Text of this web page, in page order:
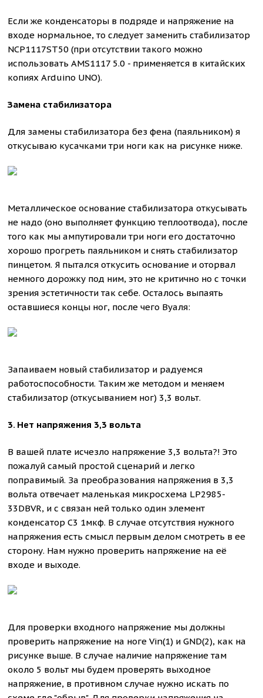
Если же конденсаторы в подряде и напряжение на
входе нормальное, то следует заменить стабилизатор
NCP1117ST50 (при отсутствии такого можно
использовать AMS1117 5.0 - применяется в китайских
копиях Arduino UNO).
Замена стабилизатора
Для замены стабилизатора без фена (паяльником) я
откусываю кусачками три ноги как на рисунке ниже.
Металлическое основание стабилизатора откусывать
не надо (оно выполняет функцию теплоотвода), после
того как мы ампутировали три ноги его достаточно
хорошо прогреть паяльником и снять стабилизатор
пинцетом. Я пытался откусить основание и оторвал
немного дорожку под ним, это не критично но с точки
зрения эстетичности так себе. Осталось выпаять
оставшиеся концы ног, после чего Вуаля:
Запаиваем новый стабилизатор и радуемся
работоспособности. Таким же методом и меняем
стабилизатор (откусыванием ног) 3,3 вольт.
3. Нет напряжения 3,3 вольта
В вашей плате исчезло напряжение 3,3 вольта?! Это
пожалуй самый простой сценарий и легко
поправимый. За преобразования напряжения в 3,3
вольта отвечает маленькая микросхема LP2985-
33DBVR, и с связан ней только один элемент
конденсатор С3 1мкф. В случае отсутствия нужного
напряжения есть смысл первым делом смотреть в ее
сторону. Нам нужно проверить напряжение на её
входе и выходе.
Для проверки входного напряжение мы должны
проверить напряжение на ноге Vin(1) и GND(2), как на
рисунке выше. В случае наличие напряжение там
около 5 вольт мы будем проверять выходное
напряжение, в противном случае нужно искать по